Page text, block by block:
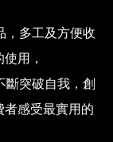
，多工及方便收
用，
斷突破自我，創
者感受最實用的